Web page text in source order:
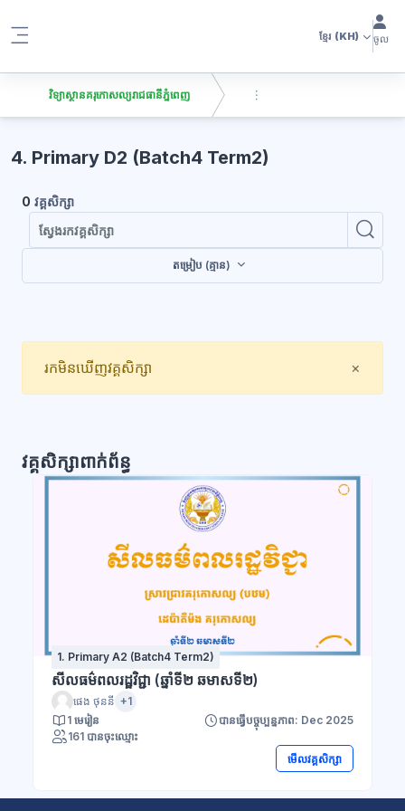
ខ្មែរ (KH) ចូល
ប្លុក
4. Primary D2 (Batch4 Term2)
វិទ្យាស្ថានគរុកោសល្យរាជធានីភ្នំពេញ
0 វគ្គសិក្សា
ស្វែងរក
តម្រៀប (គ្មាន)
×
រកមិនឃើញវគ្គសិក្សា
វគ្គសិក្សាពាក់ព័ន្ធ
1. Primary A2 (Batch4 Term2)
សីលធម៌ពលរដ្ឋវិជ្ជា (ឆ្នាំទី២ ឆមាសទី២)
ផេង ថុននី +1
1 មេរៀន
បានធ្វើបច្ចុប្បន្នភាព: Dec 2025
161 បានចុះឈ្មោះ
មើលវគ្គសិក្សា